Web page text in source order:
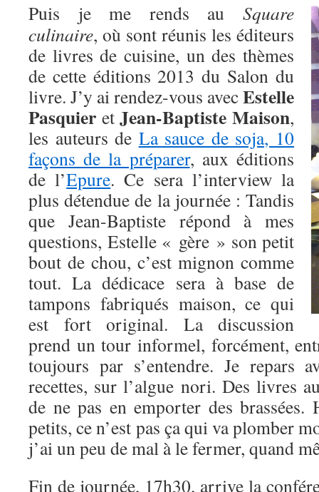
Puis je me rends au Square
culinaire, où sont réunis les éditeurs
de livres de cuisine, un des thèmes
de cette éditions 2013 du Salon du
livre. J’y ai rendez-vous avecEstelle
Pasquier etJean-Baptiste Maison,
les auteurs de La sauce de soja, 10
façons de la préparer, aux éditions
de l’Epure. Ce sera l’interview la
plus détendue de la journée : Tandis
que Jean-Baptiste répond à mes
questions, Estelle « gère » son petit
bout de chou, c’est mignon comme
tout. La dédicace sera à base de
tampons fabriqués maison, ce qui
est fort original. La discussion
prend un tour informel, forcément,
toujours par s’entendre. Je repars
recettes, sur l’algue nori. Des livres
de ne pas en emporter des brassées.
petits, ce n’est pas ça qui va plomber
j’ai un peu de mal à le fermer, quand
Fin de journée, 17h30, arrive la